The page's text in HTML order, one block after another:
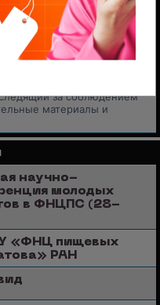
₽
в лицензированный
Удаленная работа,
за соблюдением
материалы и
научно-
молодых
в ФНЦПС (28-
«ФНЦ пищевых
РАН